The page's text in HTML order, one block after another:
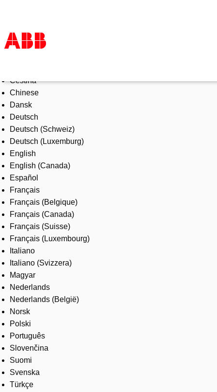
Products & Solutions
Industries
Services
About us
Where to buy
Contact us
Careers
Čeština
Chinese
Dansk
Deutsch
Deutsch (Schweiz)
Deutsch (Luxemburg)
English
English (Canada)
Español
Français
Français (Belgique)
Français (Canada)
Français (Suisse)
Français (Luxembourg)
Italiano
Italiano (Svizzera)
Magyar
Nederlands
Nederlands (België)
Norsk
Polski
Português
Slovenčina
Suomi
Svenska
Türkçe